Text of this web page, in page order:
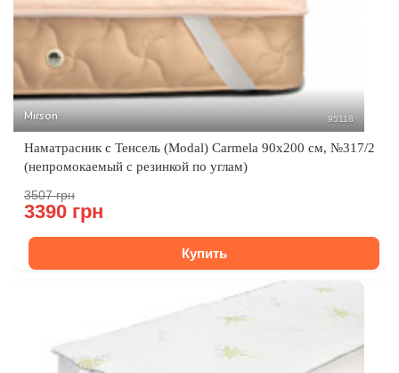
Mirson 95118
Наматрасник с Тенсель (Modal) Carmela 90x200 см, №317/2
(непромокаемый с резинкой по углам)
3507 грн
3390 грн
Купить